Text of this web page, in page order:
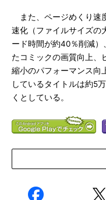
また、ページめくり速
速化（ファイルサイズの
ード時間が約40％削減
たコミックの画質向上、
縮小のパフォーマンス向
しているタイトルは約5
くとしている。